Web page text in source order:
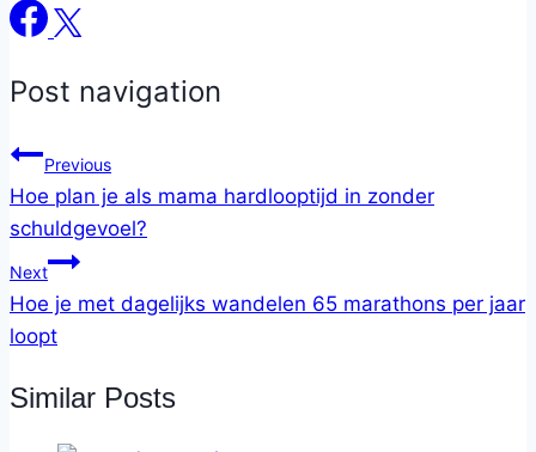
Post navigation
Previous
Hoe plan je als mama hardlooptijd in zonder
schuldgevoel?
Next
Hoe je met dagelijks wandelen 65 marathons per jaar
loopt
Similar Posts